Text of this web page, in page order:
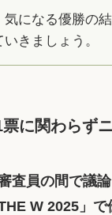
気になる優勝の
きましょう。
に関わらず
査員の間で議
W 2025」で